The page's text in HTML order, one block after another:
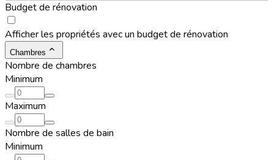
Budget de rénovation
Afficher les propriétés avec un budget de rénovation
Chambres
Nombre de chambres
Minimum
Maximum
Nombre de salles de bain
Minimum